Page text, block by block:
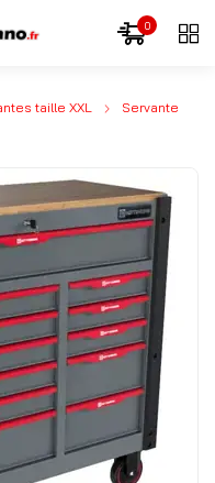
0
taille XXL
Servante